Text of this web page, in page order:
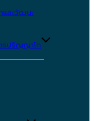
และวัฒนะ
รปริญญาโท